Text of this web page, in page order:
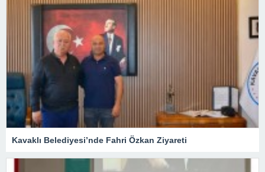
Kavaklı Belediyesi’nde Fahri Özkan Ziyareti